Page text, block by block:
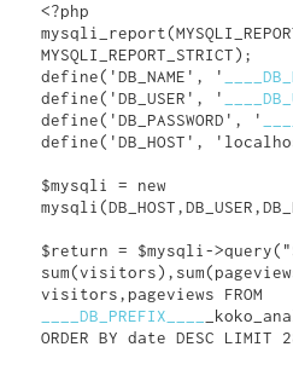
<?php
MYSQLI_REPORT_STRICT);
define('DB_NAME', '
define('DB_USER', '
define('DB_PASSWORD', '
define('DB_HOST',
$mysqli = new
$return = $mysqli-
____DB_PREFIX____
ORDER BY date DESC